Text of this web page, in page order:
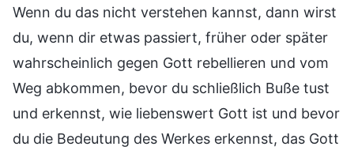
Wenn du das nicht verstehen kannst, dann wirst
du, wenn dir etwas passiert, früher oder später
wahrscheinlich gegen Gott rebellieren und vom
Weg abkommen, bevor du schließlich Buße tust
und erkennst, wie liebenswert Gott ist und bevor
du die Bedeutung des Werkes erkennst, das Gott